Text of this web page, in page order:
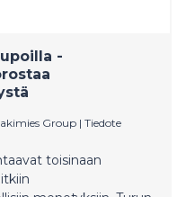
-
Group | Tiedote
toisinaan